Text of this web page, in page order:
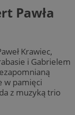
Pawła
Krawiec,
i Gabrielem
w pamięci
z muzyką trio